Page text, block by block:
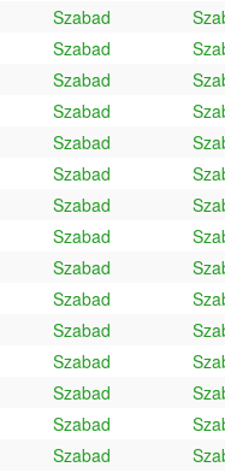
Szabad
Szabad
Szabad
Szabad
Szabad
Szabad
Szabad
Szabad
Szabad
Szabad
Szabad
Szabad
Szabad
Szabad
Szabad